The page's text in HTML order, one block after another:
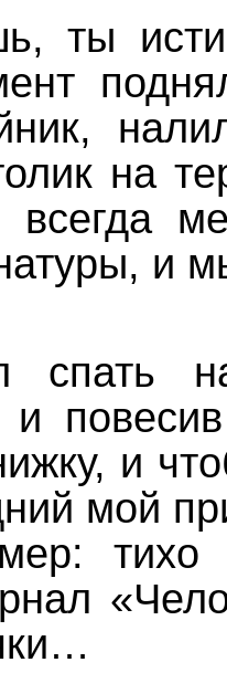
ты
на
и
спать
и
и
мой